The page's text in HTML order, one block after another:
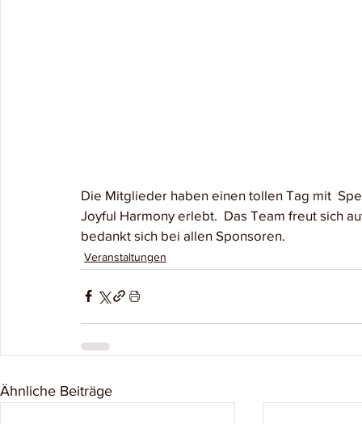
Die Mitglieder haben einen tollen Tag mit
Joyful Harmony erlebt.  Das Team freut sich
bedankt sich bei allen Sponsoren.
Veranstaltungen
Ähnliche Beiträge